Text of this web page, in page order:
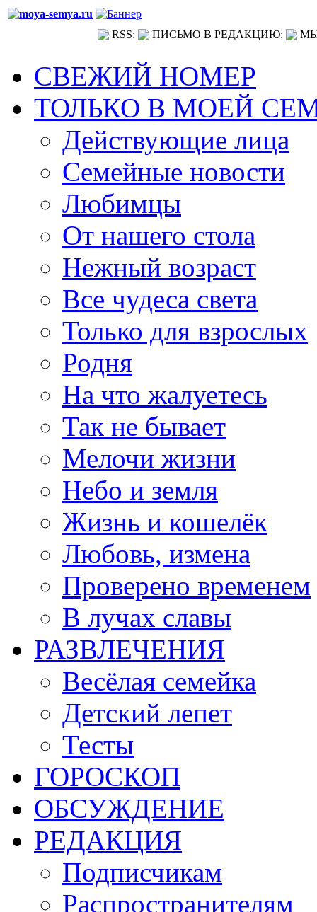
RSS: ПИСЬМО В РЕДАКЦИЮ:
СВЕЖИЙ НОМЕР
ТОЛЬКО В МОЕЙ
Действующие лица
Семейные новости
Любимцы
От нашего стола
Нежный возраст
Все чудеса света
Только для взрослых
Родня
На что жалуетесь
Так не бывает
Мелочи жизни
Небо и земля
Жизнь и кошелёк
Любовь, измена
Проверено временем
В лучах славы
РАЗВЛЕЧЕНИЯ
Весёлая семейка
Детский лепет
Тесты
ГОРОСКОП
ОБСУЖДЕНИЕ
РЕДАКЦИЯ
Подписчикам
Распространителям